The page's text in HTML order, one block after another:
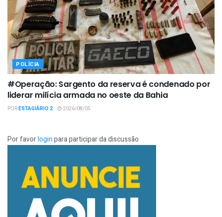
POLÍCIA
#Operação: Sargento da reserva é condenado por
liderar milícia armada no oeste da Bahia
PORESTAGIÁRIO 2 2026/08/05
Por favorloginpara participar da discussão